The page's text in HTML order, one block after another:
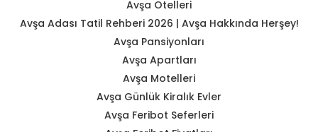
Avşa Otelleri
Avşa Adası Tatil Rehberi 2026 | Avşa Hakkında Herşey!
Avşa Pansiyonları
Avşa Apartları
Avşa Motelleri
Avşa Günlük Kiralık Evler
Avşa Feribot Seferleri